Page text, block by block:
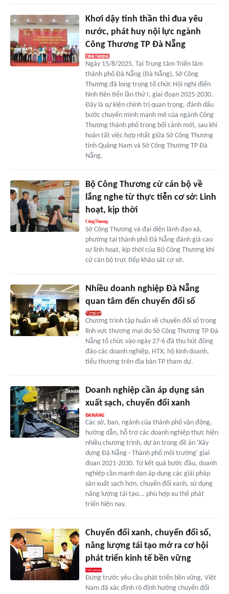
Khơi dậy tinh thần thi đua yêu
nước, phát huy nội lực ngành
Công Thương TP Đà Nẵng
Ngày 15/8/2025, Tại Trung tâm Triển lãm
thành phố Đà Nẵng (Đà Nẵng), Sở Công
Thương đã long trọng tổ chức Hội nghị điển
hình tiên tiến lần thứ I, giai đoạn 2025-2030.
Đây là sự kiện chính trị quan trọng, đánh dấu
bước chuyển mình mạnh mẽ của ngành Công
Thương thành phố trong bối cảnh mới, sau khi
hoàn tất việc hợp nhất giữa Sở Công Thương
tỉnh Quảng Nam và Sở Công Thương TP Đà
Nẵng.
Bộ Công Thương cử cán bộ về
lắng nghe từ thực tiễn cơ sở: Linh
hoạt, kịp thời
Sở Công Thương và đại diện lãnh đạo xã,
phường tại thành phố Đà Nẵng đánh giá cao
sự linh hoạt, kịp thời của Bộ Công Thương khi
cử cán bộ trực tiếp khảo sát cơ sở.
Nhiều doanh nghiệp Đà Nẵng
quan tâm đến chuyển đổi số
Chương trình tập huấn về chuyển đổi số trong
lĩnh vực thương mại do Sở Công Thương TP Đà
Nẵng tổ chức vào ngày 27-6 đã thu hút đông
đảo các doanh nghiệp, HTX, hộ kinh doanh,
tiểu thương trên địa bàn TP tham dự.
Doanh nghiệp cần áp dụng sản
xuất sạch, chuyển đổi xanh
Các sở, ban, ngành của thành phố vận động,
hướng dẫn, hỗ trợ các doanh nghiệp thực hiện
nhiều chương trình, dự án trong đề án 'Xây
dựng Đà Nẵng - Thành phố môi trường' giai
đoạn 2021-2030. Từ kết quả bước đầu, doanh
nghiệp cần mạnh dạn áp dụng các giải pháp
sản xuất sạch hơn, chuyển đổi xanh, sử dụng
năng lượng tái tạo... phù hợp xu thế phát
triển hiện nay.
Chuyển đổi xanh, chuyển đổi số,
năng lượng tái tạo mở ra cơ hội
phát triển kinh tế bền vững
Đứng trước yêu cầu phát triển bền vững, Việt
Nam đã xác định rõ định hướng chuyển đổi